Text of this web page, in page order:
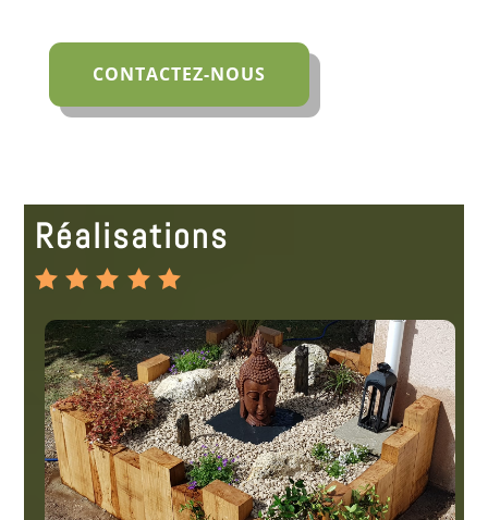
CONTACTEZ-NOUS
Réalisations